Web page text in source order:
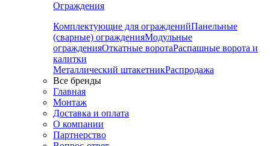
Ограждения
Комплектующие для огражденийПанельные
(сварные) огражденияМодульные
огражденияОткатные воротаРаспашные ворота и
калитки
Металлический штакетникРаспродажа
Все бренды
Главная
Монтаж
Доставка и оплата
О компании
Партнерство